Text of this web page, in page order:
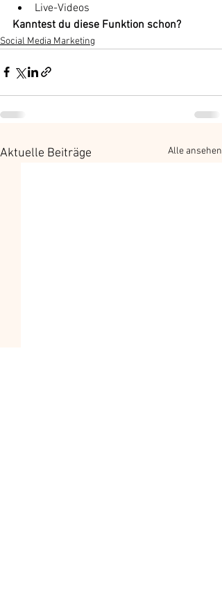
Live-Videos
Kanntest du diese Funktion schon?
Social Media Marketing
Aktuelle Beiträge Alle ansehen